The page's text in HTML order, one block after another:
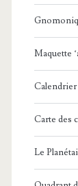
Maquette
Carte des
Le